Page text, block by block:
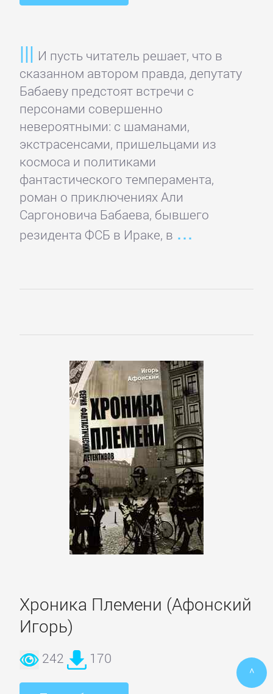
И пусть читатель решает, что в
сказанном автором правда, депутату
Бабаеву предстоят встречи с
персонами совершенно
невероятными: с шаманами,
экстрасенсами, пришельцами из
космоса и политиками
фантастического темперамента,
роман о приключениях Али
Саргоновича Бабаева, бывшего
резидента ФСБ в Ираке, в
Хроника Племени (Афонский
Игорь)
242 170
Философия
Юриспруденция,
право
Языкознание
ПОВЕСТИ
И
РАССКАЗЫ
Рассказы
ПОЭЗИЯ
ДРАМА
Драматургия
Зарубежные
Поэзия
^